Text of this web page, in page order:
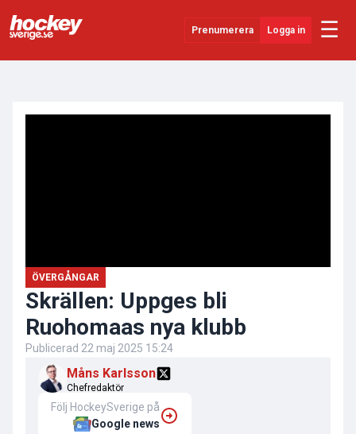
Prenumerera Logga in ☰
ÖVERGÅNGAR
Skrällen: Uppges bli
Ruohomaas nya klubb
Publicerad 22 maj 2025 15:24
Måns Karlsson
Chefredaktör
Följ HockeySverige på
Google news